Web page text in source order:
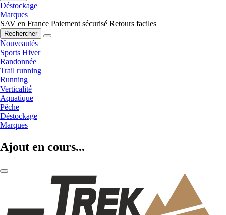
Déstockage
Marques
SAV en France Paiement sécurisé Retours faciles
Rechercher
Nouveautés
Sports Hiver
Randonnée
Trail running
Running
Verticalité
Aquatique
Pêche
Déstockage
Marques
Ajout en cours...